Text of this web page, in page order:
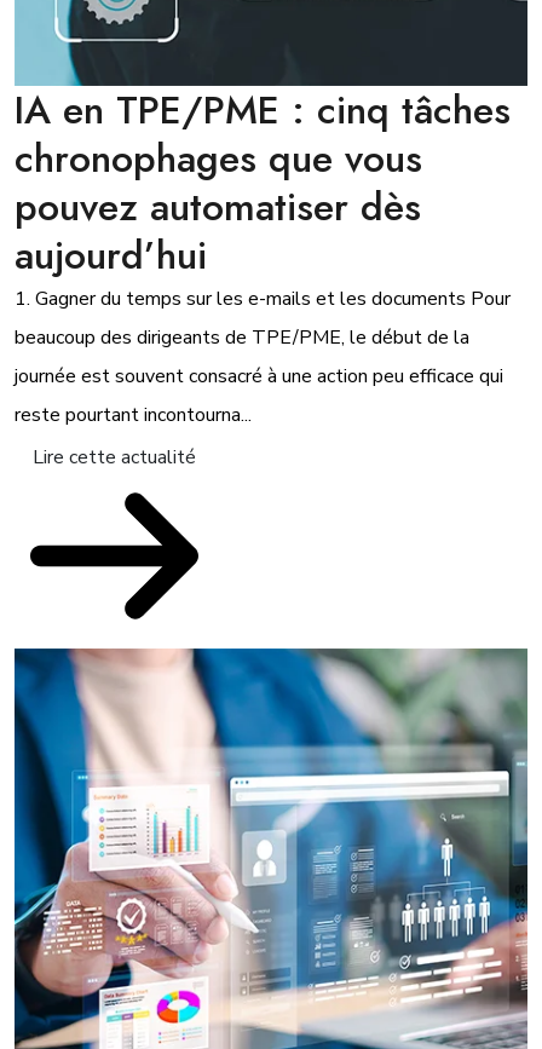
IA en TPE/PME : cinq tâches
chronophages que vous
pouvez automatiser dès
aujourd’hui
1. Gagner du temps sur les e-mails et les documents Pour
beaucoup des dirigeants de TPE/PME, le début de la
journée est souvent consacré à une action peu efficace qui
reste pourtant incontourna...
Lire cette actualité